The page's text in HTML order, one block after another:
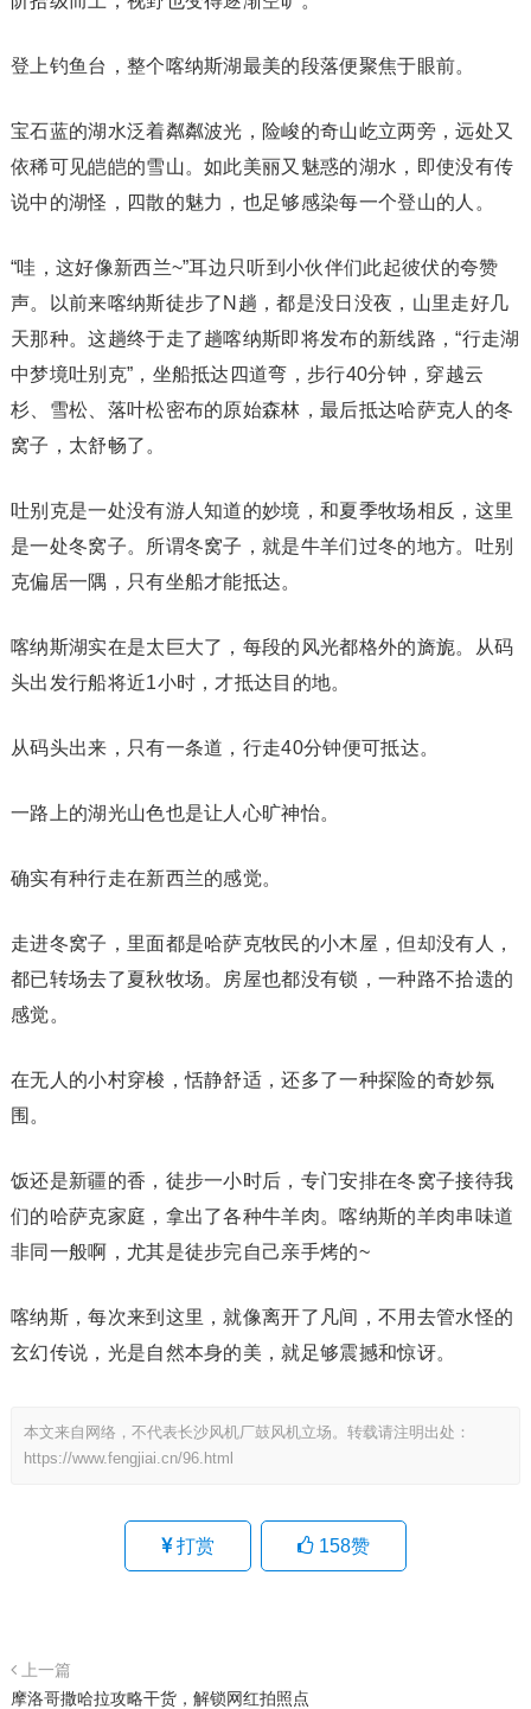
登上钓鱼台，整个喀纳斯湖最美的段落便聚焦于眼前。
宝石蓝的湖水泛着粼粼波光，险峻的奇山屹立两旁，远处又
依稀可见皑皑的雪山。如此美丽又魅惑的湖水，即使没有传
说中的湖怪，四散的魅力，也足够感染每一个登山的人。
“哇，这好像新西兰~”耳边只听到小伙伴们此起彼伏的夸赞
声。以前来喀纳斯徒步了N趟，都是没日没夜，山里走好几
天那种。这趟终于走了趟喀纳斯即将发布的新线路，“行走湖
中梦境吐别克”，坐船抵达四道弯，步行40分钟，穿越云
杉、雪松、落叶松密布的原始森林，最后抵达哈萨克人的冬
窝子，太舒畅了。
吐别克是一处没有游人知道的妙境，和夏季牧场相反，这里
是一处冬窝子。所谓冬窝子，就是牛羊们过冬的地方。吐别
克偏居一隅，只有坐船才能抵达。
喀纳斯湖实在是太巨大了，每段的风光都格外的旖旎。从码
头出发行船将近1小时，才抵达目的地。
从码头出来，只有一条道，行走40分钟便可抵达。
一路上的湖光山色也是让人心旷神怡。
确实有种行走在新西兰的感觉。
走进冬窝子，里面都是哈萨克牧民的小木屋，但却没有人，
都已转场去了夏秋牧场。房屋也都没有锁，一种路不拾遗的
感觉。
在无人的小村穿梭，恬静舒适，还多了一种探险的奇妙氛
围。
饭还是新疆的香，徒步一小时后，专门安排在冬窝子接待我
们的哈萨克家庭，拿出了各种牛羊肉。喀纳斯的羊肉串味道
非同一般啊，尤其是徒步完自己亲手烤的~
喀纳斯，每次来到这里，就像离开了凡间，不用去管水怪的
玄幻传说，光是自然本身的美，就足够震撼和惊讶。
本文来自网络，不代表长沙风机厂鼓风机立场。转载请注明出处：
https://www.fengjiai.cn/96.html
打赏 158赞
上一篇
摩洛哥撒哈拉攻略干货，解锁网红拍照点